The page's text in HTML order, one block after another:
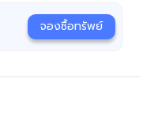
จองซื้อทรัพย์